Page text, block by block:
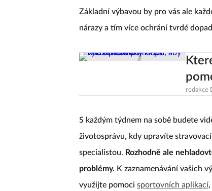
Základní výbavou by pro vás ale
nárazy a tím více ochrání tvrdé
redakce
S každým týdnem na sobě budete
životosprávu, kdy upravíte
specialistou. Rozhodně ale
problémy. K zaznamenávání vašich
využijte pomoci sportovních aplikací